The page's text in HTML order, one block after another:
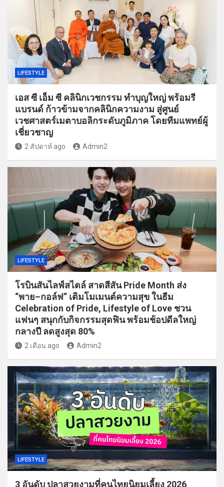
LIFESTYLE
เอส ซี เอ็ม ซี คลินิกเวชกรรม ทำบุญใหญ่ พร้อมรี
แบรนด์ ก้าวข้ามจากคลินิกความงาม สู่ศูนย์
เวชศาสตร์เมตาบอลิกระดับภูมิภาค โดยทีมแพทย์ผู้
เชี่ยวชาญ
2 สัปดาห์ ago Admin2
LIFESTYLE
โรบินสันไลฟ์สไตล์ สาดสีสัน Pride Month ส่ง
“พาย–กอล์ฟ” เติมโมเมนต์ความสุข ในธีม
Celebration of Pride, Lifestyle of Love ชวน
แฟนๆ สนุกกับกิจกรรมสุดฟิน พร้อมช้อปดีลใหญ่
กลางปี ลดสูงสุด 80%
2 เดือน ago Admin2
LIFESTYLE
3 อันดับ ปลาสวยงามที่คนไทยนิยมเลี้ยง 2026